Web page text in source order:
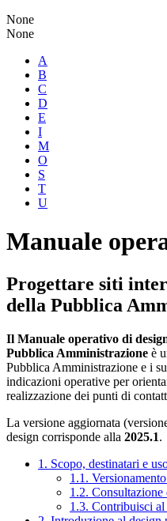
None
None
A
B
C
D
E
I
M
O
S
T
U
Manuale
Progettare siti
della Pubblica
Il Manuale operativo di
Pubblica Amministrazione è
Pubblica Amministrazione e i
indicazioni operative per
realizzazione dei punti di
La versione aggiornata
design corrisponde alla 2025.1.
1. Scopo, destinatari e
1.1.
1.2. Consultazione
1.3. Contribuisci al